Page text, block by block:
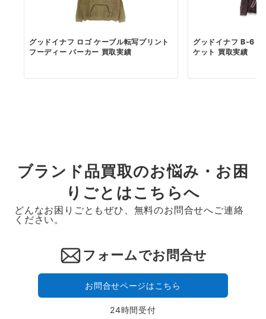
グッドイナフ ロゴ ケーブル転写プリント
フーディー パーカー 買取実績
グッドイナフ B-6
ケット 買取実績
ブランド品買取のお悩み・お困
りごとはこちらへ
どんなお困りごともぜひ、無料のお問合せへご連絡
ください。
フォームでお問合せ
お問合せページはこちら
24時間受付